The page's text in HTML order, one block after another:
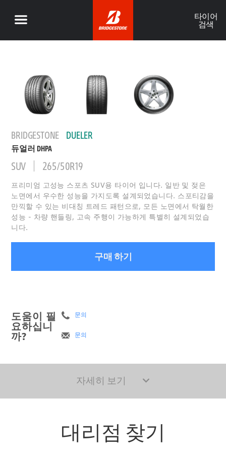
타이어
검색
BRIDGESTONE DUELER
듀얼러 DHPA
SUV 265/50R19
프리미엄 고성능 스포츠 SUV용 타이어 입니다. 일반 및 젖은
노면에서 우수한 성능을 가지도록 설계되었습니다. 스포티감을
만끽할 수 있는 비대칭 트레드 패턴으로, 모든 노면에서 탁월한
성능 - 차량 핸들링, 고속 주행이 가능하게 특별히 설계되었습
니다.
구매 하기
도움이 필
요하십니
까?
문의
문의
자세히 보기
대리점 찾기